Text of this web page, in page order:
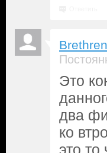
Brethren
Это
два
ко
это то